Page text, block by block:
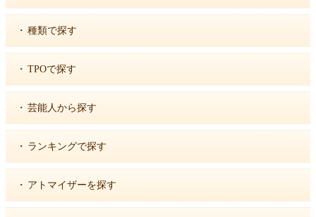
・ 種類で探す
・ TPOで探す
・ 芸能人から探す
・ ランキングで探す
・ アトマイザーを探す